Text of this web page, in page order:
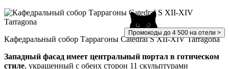
Промокоды до 4 500 на отели >
Кафедральный собор Таррагоны Catedral S XII-XIV Tarragona
Западный фасад имеет центральный портал в готическом
стиле, украшенный с обеих сторон 11 скульптурами